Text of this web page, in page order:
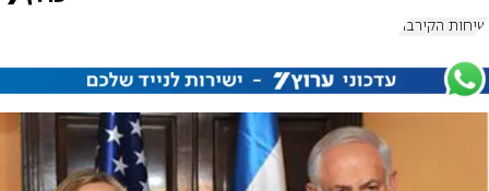
שיחות הקירבה